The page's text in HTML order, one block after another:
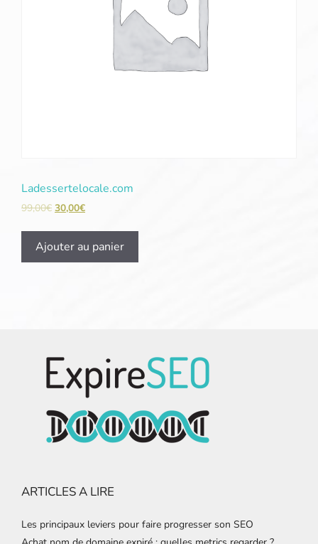
Ladessertelocale.com
99,00€ 30,00€
Ajouter au panier
ARTICLES A LIRE
Les principaux leviers pour faire progresser son SEO